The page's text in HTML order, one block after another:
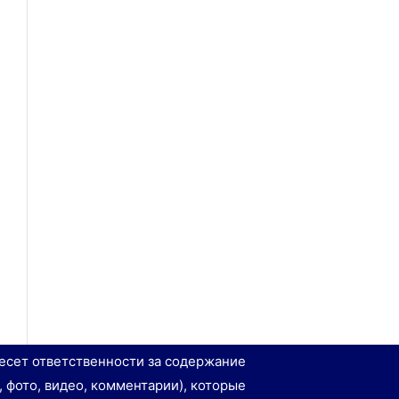
ответственности за содержание
фото, видео, комментарии), которые